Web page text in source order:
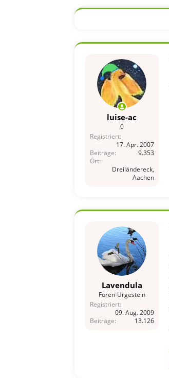
luise-ac
0
Registriert
17. Apr. 2007
Beiträge
9.353
Ort
Dreiländereck,
Aachen
Lavendula
Foren-Urgestein
Registriert
09. Aug. 2009
Beiträge
13.126